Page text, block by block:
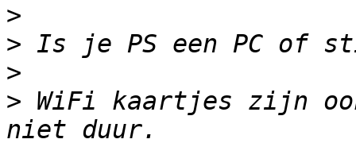
>
>
>
> WiFi kaartjes zijn